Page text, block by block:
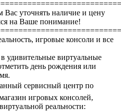
уточнять наличие и цену
на Ваше понимание!
игровые консоли и все
удивительные виртуальные
день рождения или
сервисный центр по
игровых консолей,
реальности: